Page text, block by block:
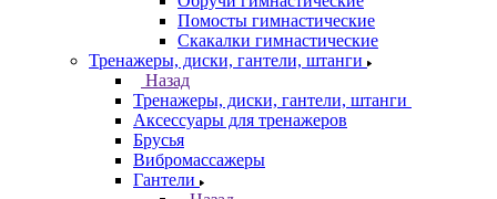
Помосты гимнастические
Скакалки гимнастические
Тренажеры, диски, гантели, штанги
Назад
Тренажеры, диски, гантели, штанги
Аксессуары для тренажеров
Брусья
Вибромассажеры
Гантели